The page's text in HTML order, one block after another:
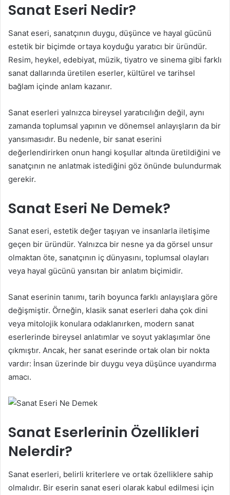
Sanat Eseri Nedir?
Sanat eseri, sanatçının duygu, düşünce ve hayal gücünü
estetik bir biçimde ortaya koyduğu yaratıcı bir üründür.
Resim, heykel, edebiyat, müzik, tiyatro ve sinema gibi farklı
sanat dallarında üretilen eserler, kültürel ve tarihsel
bağlam içinde anlam kazanır.
Sanat eserleri yalnızca bireysel yaratıcılığın değil, aynı
zamanda toplumsal yapının ve dönemsel anlayışların da bir
yansımasıdır. Bu nedenle, bir sanat eserini
değerlendirirken onun hangi koşullar altında üretildiğini ve
sanatçının ne anlatmak istediğini göz önünde bulundurmak
gerekir.
Sanat Eseri Ne Demek?
Sanat eseri, estetik değer taşıyan ve insanlarla iletişime
geçen bir üründür. Yalnızca bir nesne ya da görsel unsur
olmaktan öte, sanatçının iç dünyasını, toplumsal olayları
veya hayal gücünü yansıtan bir anlatım biçimidir.
Sanat eserinin tanımı, tarih boyunca farklı anlayışlara göre
değişmiştir. Örneğin, klasik sanat eserleri daha çok dini
veya mitolojik konulara odaklanırken, modern sanat
eserlerinde bireysel anlatımlar ve soyut yaklaşımlar öne
çıkmıştır. Ancak, her sanat eserinde ortak olan bir nokta
vardır: İnsan üzerinde bir duygu veya düşünce uyandırma
amacı.
Sanat Eserlerinin Özellikleri
Nelerdir?
Sanat eserleri, belirli kriterlere ve ortak özelliklere sahip
olmalıdır. Bir eserin sanat eseri olarak kabul edilmesi için